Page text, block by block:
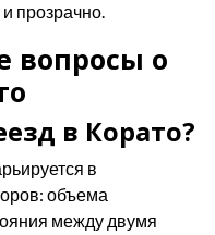
прозрачно.
вопросы о
в Корато?
в
объема
между двумя